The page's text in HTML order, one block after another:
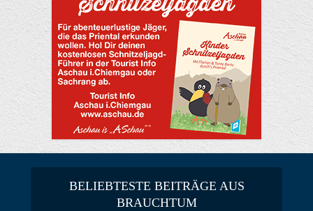
BELIEBTESTE BEITRÄGE AUS
BRAUCHTUM